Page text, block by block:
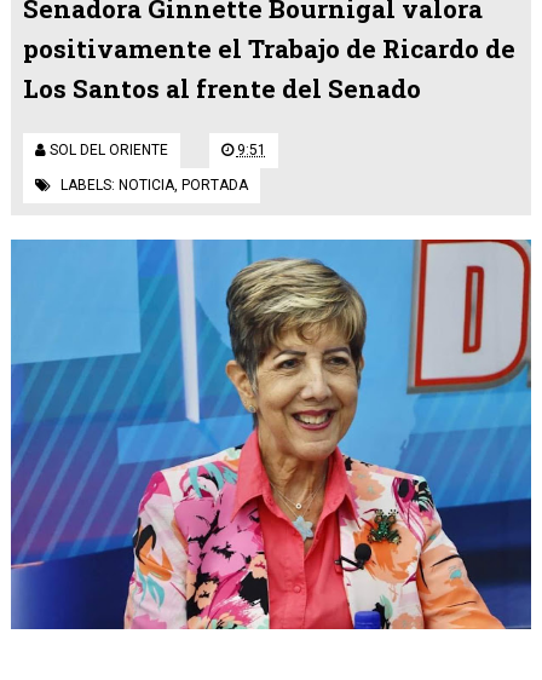
Senadora Ginnette Bournigal valora
positivamente el Trabajo de Ricardo de
Los Santos al frente del Senado
SOL DEL ORIENTE 9:51
LABELS: NOTICIA, PORTADA